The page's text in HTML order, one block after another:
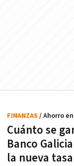
Cuánto se
Banco
la nueva tasa
FINANZAS / Ahorro